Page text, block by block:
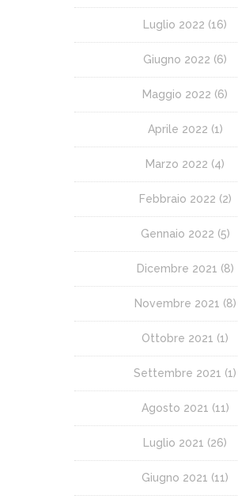
Luglio 2022 (16)
Giugno 2022 (6)
Maggio 2022 (6)
Aprile 2022 (1)
Marzo 2022 (4)
Febbraio 2022 (2)
Gennaio 2022 (5)
Dicembre 2021 (8)
Novembre 2021 (8)
Ottobre 2021 (1)
Settembre 2021 (1)
Agosto 2021 (11)
Luglio 2021 (26)
Giugno 2021 (11)